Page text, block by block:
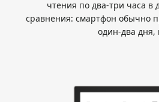
чтения по два-три часа в
сравнения: смартфон обычно
один-два